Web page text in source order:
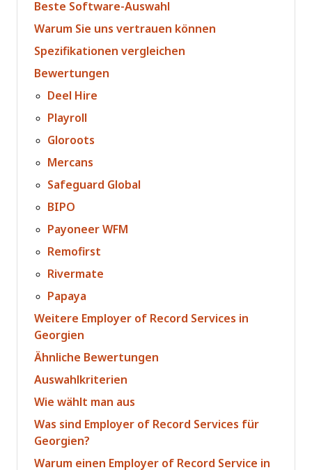
Beste Software-Auswahl
Warum Sie uns vertrauen können
Spezifikationen vergleichen
Bewertungen
Deel Hire
Playroll
Gloroots
Mercans
Safeguard Global
BIPO
Payoneer WFM
Remofirst
Rivermate
Papaya
Weitere Employer of Record Services in
Georgien
Ähnliche Bewertungen
Auswahlkriterien
Wie wählt man aus
Was sind Employer of Record Services für
Georgien?
Warum einen Employer of Record Service in